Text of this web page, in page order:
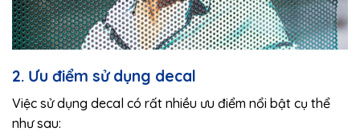
2. Ưu điểm sử dụng decal
Việc sử dụng decal có rất nhiều ưu điểm nổi bật cụ thể
như sau: